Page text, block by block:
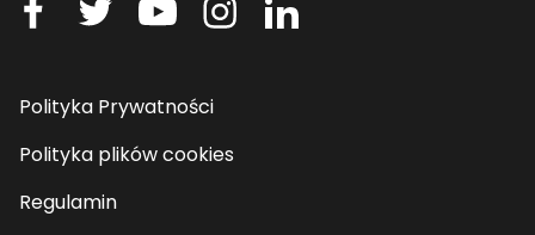
Polityka Prywatności
Polityka plików cookies
Regulamin